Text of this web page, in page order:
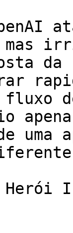
mas
da
fluxo
uma
Herói